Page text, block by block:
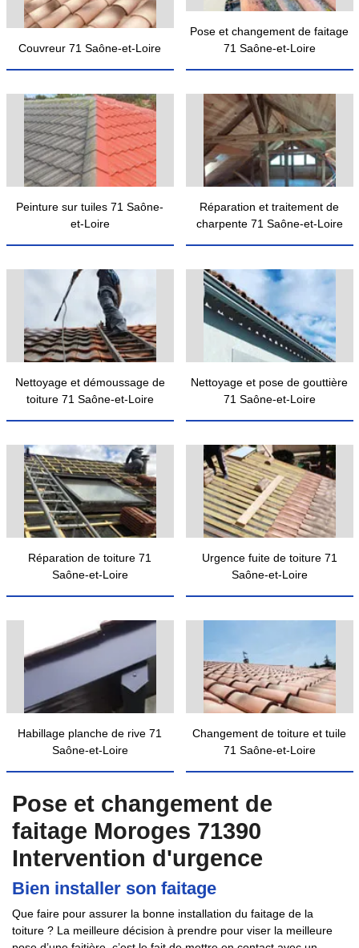
Couvreur 71 Saône-et-Loire
Pose et changement de faitage
71 Saône-et-Loire
Peinture sur tuiles 71 Saône-
et-Loire
Réparation et traitement de
charpente 71 Saône-et-Loire
Nettoyage et démoussage de
toiture 71 Saône-et-Loire
Nettoyage et pose de gouttière
71 Saône-et-Loire
Réparation de toiture 71
Saône-et-Loire
Urgence fuite de toiture 71
Saône-et-Loire
Habillage planche de rive 71
Saône-et-Loire
Changement de toiture et tuile
71 Saône-et-Loire
Pose et changement de
faitage Moroges 71390
Intervention d'urgence
Bien installer son faitage
Que faire pour assurer la bonne installation du faitage de la
toiture ? La meilleure décision à prendre pour viser la meilleure